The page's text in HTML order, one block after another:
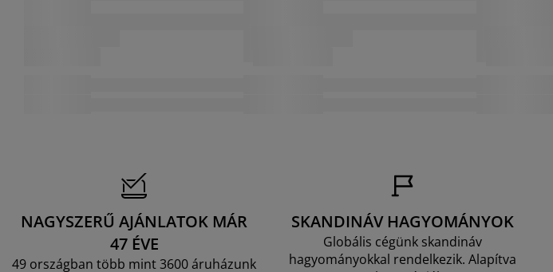
NAGYSZERŰ AJÁNLATOK MÁR
47 ÉVE
49 országban több mint 3600 áruházunk
SKANDINÁV HAGYOMÁNYOK
Globális cégünk skandináv
hagyományokkal rendelkezik. Alapítva